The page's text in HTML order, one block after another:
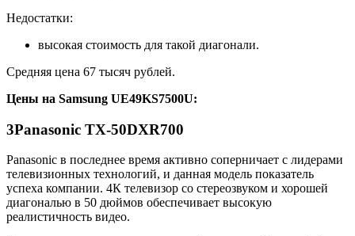
Недостатки:
высокая стоимость для такой диагонали.
Средняя цена 67 тысяч рублей.
Цены на Samsung UE49KS7500U:
3Panasonic TX-50DXR700
Panasonic в последнее время активно соперничает с лидерами
телевизионных технологий, и данная модель показатель
успеха компании. 4К телевизор со стереозвуком и хорошей
диагональю в 50 дюймов обеспечивает высокую
реалистичность видео.